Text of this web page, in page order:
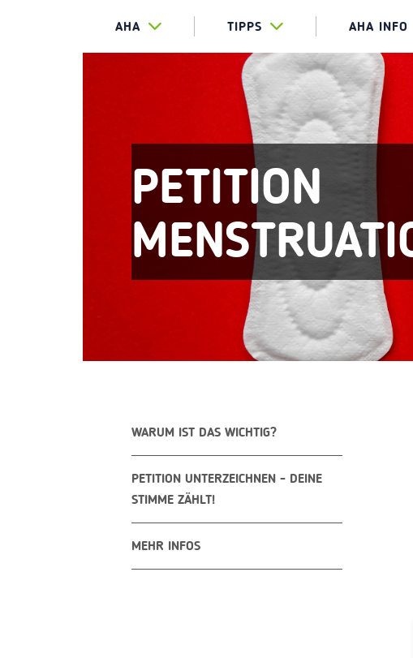
AHA TIPPS AHA INFO
PETITION
WARUM IST DAS WICHTIG?
PETITION UNTERZEICHNEN - DEINE
STIMME ZÄHLT!
MEHR INFOS